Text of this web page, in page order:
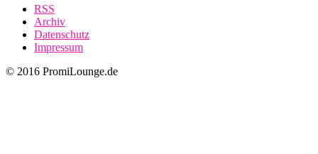
RSS
Archiv
Datenschutz
Impressum
© 2016 PromiLounge.de